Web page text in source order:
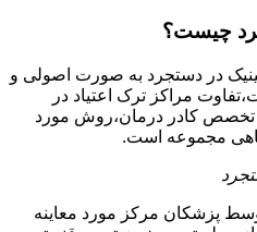
چیست؟
در دستجرد به صورت اصولی و
مراکز ترک اعتیاد در
کادر درمان،روش مورد
مجموعه است.
پزشکان مرکز مورد معاینه